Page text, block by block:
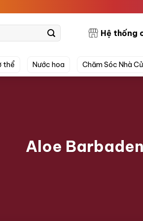
Hệ thống
thể Nước hoa Chăm Sóc Nhà
Aloe